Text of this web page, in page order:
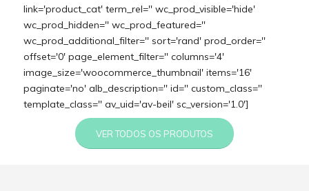
link='product_cat' term_rel='' wc_prod_visible='hide'
wc_prod_hidden='' wc_prod_featured=''
wc_prod_additional_filter='' sort='rand' prod_order=''
offset='0' page_element_filter='' columns='4'
image_size='woocommerce_thumbnail' items='16'
paginate='no' alb_description='' id='' custom_class=''
template_class='' av_uid='av-beil' sc_version='1.0']
VER TODOS OS PRODUTOS